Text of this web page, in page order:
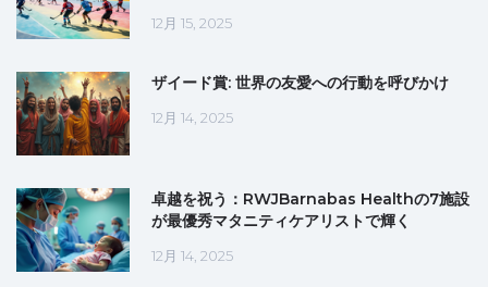
12月 15, 2025
ザイード賞: 世界の友愛への行動を呼びかけ
12月 14, 2025
卓越を祝う：RWJBarnabas Healthの7施設
が最優秀マタニティケアリストで輝く
12月 14, 2025